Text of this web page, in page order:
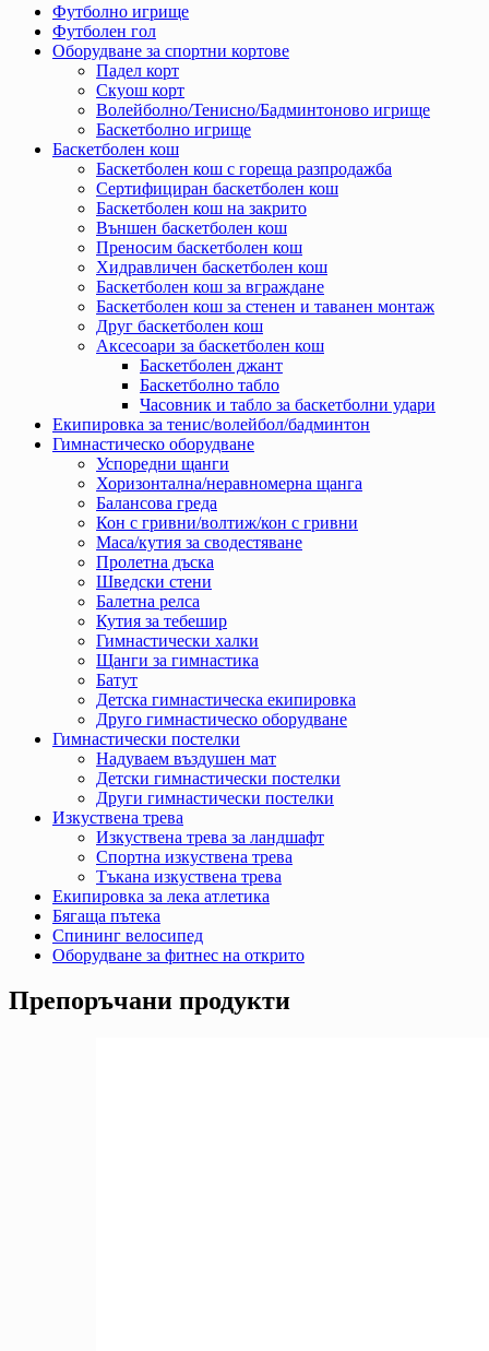
Футболно игрище
Футболен гол
Оборудване за спортни кортове
Падел корт
Скуош корт
Волейболно/Тенисно/Бадминтоново игрище
Баскетболно игрище
Баскетболен кош
Баскетболен кош с гореща разпродажба
Сертифициран баскетболен кош
Баскетболен кош на закрито
Външен баскетболен кош
Преносим баскетболен кош
Хидравличен баскетболен кош
Баскетболен кош за вграждане
Баскетболен кош за стенен и таванен монтаж
Друг баскетболен кош
Аксесоари за баскетболен кош
Баскетболен джант
Баскетболно табло
Часовник и табло за баскетболни удари
Екипировка за тенис/волейбол/бадминтон
Гимнастическо оборудване
Успоредни щанги
Хоризонтална/неравномерна щанга
Балансова греда
Кон с гривни/волтиж/кон с гривни
Маса/кутия за сводестяване
Пролетна дъска
Шведски стени
Балетна релса
Кутия за тебешир
Гимнастически халки
Щанги за гимнастика
Батут
Детска гимнастическа екипировка
Друго гимнастическо оборудване
Гимнастически постелки
Надуваем въздушен мат
Детски гимнастически постелки
Други гимнастически постелки
Изкуствена трева
Изкуствена трева за ландшафт
Спортна изкуствена трева
Тъкана изкуствена трева
Екипировка за лека атлетика
Бягаща пътека
Спининг велосипед
Оборудване за фитнес на открито
Препоръчани продукти